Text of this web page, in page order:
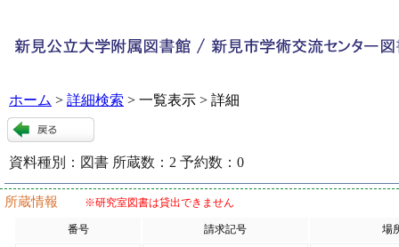
ホーム > 詳細検索 > 一覧表示 > 詳細
資料種別： 図書 所蔵数： 2 予約数： 0
所蔵情報 ※研究室図書は貸出できません
番号 請求記号 場